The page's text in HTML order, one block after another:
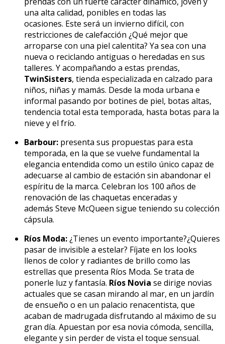
una alta calidad, ponibles en todas las
ocasiones. Este será un invierno difícil, con
restricciones de calefacción ¿Qué mejor que
arroparse con una piel calentita? Ya sea con una
nueva o reciclando antiguas o heredadas en sus
talleres. Y acompañando a estas prendas,
TwinSisters, tienda especializada en calzado para
niños, niñas y mamás. Desde la moda urbana e
informal pasando por botines de piel, botas altas,
tendencia total esta temporada, hasta botas para la
nieve y el frío.
Barbour: presenta sus propuestas para esta
temporada, en la que se vuelve fundamental la
elegancia entendida como un estilo único capaz de
adecuarse al cambio de estación sin abandonar el
espíritu de la marca. Celebran los 100 años de
renovación de las chaquetas enceradas y
además Steve McQueen sigue teniendo su colección
cápsula.
Ríos Moda:¿Tienes un evento importante?¿Quieres
pasar de invisible a estelar? Fíjate en los looks
llenos de color y radiantes de brillo como las
estrellas que presenta Ríos Moda. Se trata de
ponerle luz y fantasía. Ríos Novia se dirige novias
actuales que se casan mirando al mar, en un jardín
de ensueño o en un palacio renacentista, que
acaban de madrugada disfrutando al máximo de su
gran día. Apuestan por esa novia cómoda, sencilla,
elegante y sin perder de vista el toque sensual.